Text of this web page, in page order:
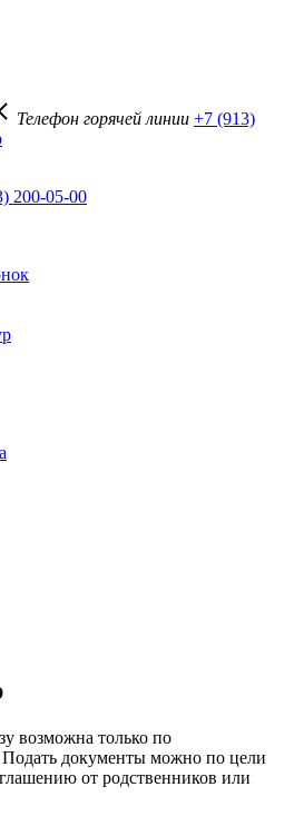
Телефон горячей линии +7 (913)
200-05-00
возможна только по
Подать документы можно по цели
от родственников или